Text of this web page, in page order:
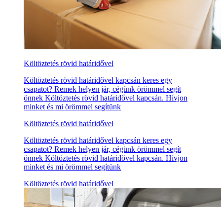
Költöztetés rövid határidővel
Költöztetés rövid határidővel kapcsán keres egy
csapatot? Remek helyen jár, cégünk örömmel segít
önnek Költöztetés rövid határidővel kapcsán. Hívjon
minket és mi örömmel segítünk
Költöztetés rövid határidővel
Költöztetés rövid határidővel kapcsán keres egy
csapatot? Remek helyen jár, cégünk örömmel segít
önnek Költöztetés rövid határidővel kapcsán. Hívjon
minket és mi örömmel segítünk
Költöztetés rövid határidővel